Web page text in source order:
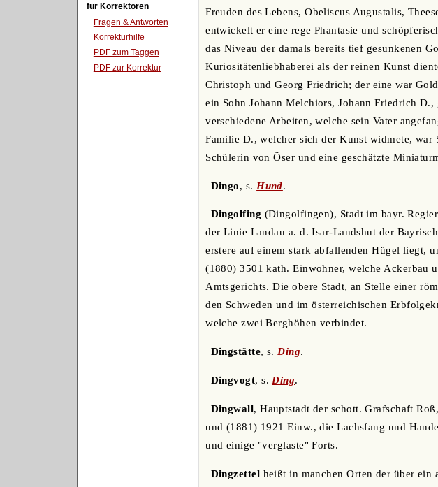
für Korrektoren
Fragen & Antworten
Korrekturhilfe
PDF zum Taggen
PDF zur Korrektur
Freuden des Lebens, Obeliscus Augustalis,
entwickelt er eine rege Phantasie und
das Niveau der damals bereits tief gesunkenen
Kuriositätenliebhaberei als der reinen Kunst
Christoph und Georg Friedrich; der eine war
ein Sohn Johann Melchiors, Johann Friedrich
verschiedene Arbeiten, welche sein Vater
Familie D., welcher sich der Kunst widmete, war
Schülerin von Öser und eine geschätzte
Dingo, s. Hund.
Dingolfing (Dingolfingen), Stadt im bayr.
der Linie Landau a. d. Isar-Landshut der
erstere auf einem stark abfallenden Hügel liegt,
(1880) 3501 kath. Einwohner, welche Ackerbau
Amtsgerichts. Die obere Stadt, an Stelle einer
den Schweden und im österreichischen
welche zwei Berghöhen verbindet.
Dingstätte, s.Ding.
Dingvogt, s.Ding.
Dingwall, Hauptstadt der schott. Grafschaft
und (1881) 1921 Einw., die Lachsfang und
und einige "verglaste" Forts.
Dingzettel heißt in manchen Orten der über ein